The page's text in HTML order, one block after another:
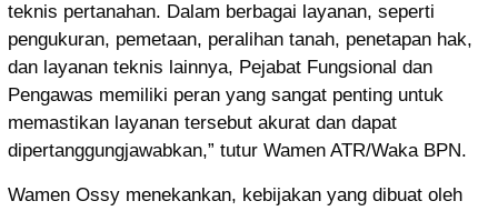
teknis pertanahan. Dalam berbagai layanan, seperti
pengukuran, pemetaan, peralihan tanah, penetapan hak,
dan layanan teknis lainnya, Pejabat Fungsional dan
Pengawas memiliki peran yang sangat penting untuk
memastikan layanan tersebut akurat dan dapat
dipertanggungjawabkan,” tutur Wamen ATR/Waka BPN.
Wamen Ossy menekankan, kebijakan yang dibuat oleh